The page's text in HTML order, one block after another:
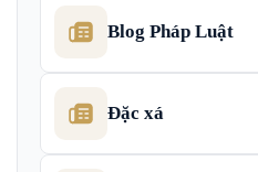
Blog Pháp Luật
Đặc xá